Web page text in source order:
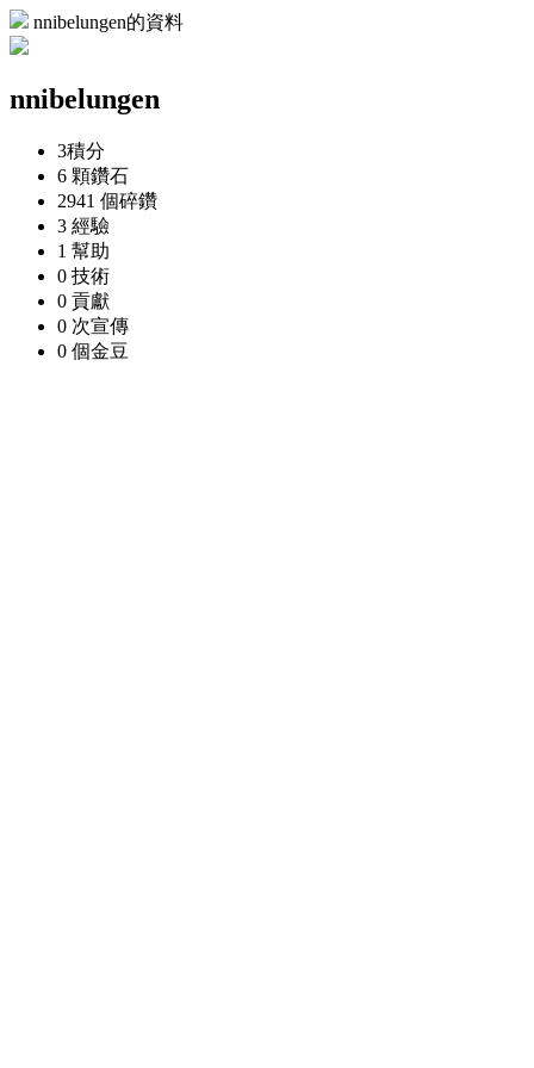
nnibelungen的資料
nnibelungen
3積分
6 顆鑽石
2941 個碎鑽
3 經驗
1 幫助
0 技術
0 貢獻
0 次宣傳
0 個金豆